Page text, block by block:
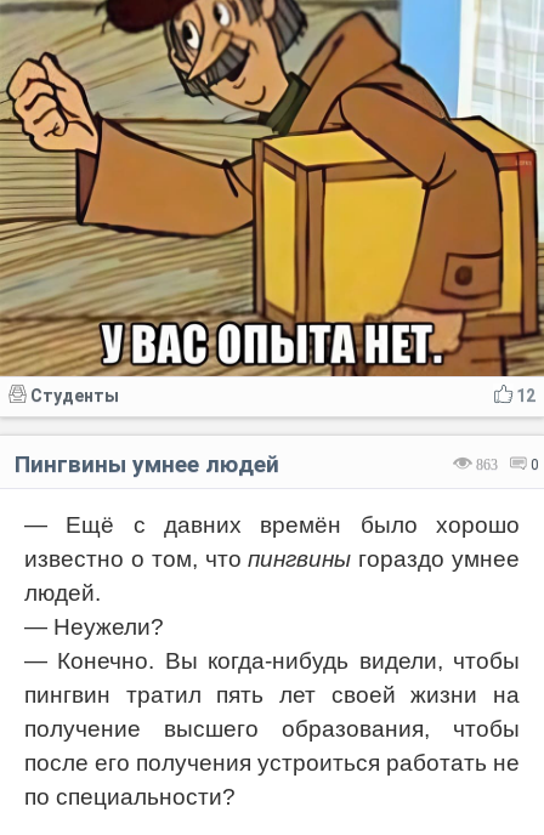
12
Студенты
863 0
Пингвины умнее людей
— Ещё с давних времён было хорошо
известно о том, чтопингвины гораздо умнее
людей.
— Неужели?
— Конечно. Вы когда-нибудь видели, чтобы
пингвин тратил пять лет своей жизни на
получение высшего образования, чтобы
после его получения устроиться работать не
по специальности?